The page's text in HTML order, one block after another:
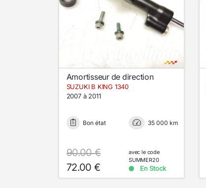
Amortisseur de direction
SUZUKI B KING 1340
2007 à 2011
Bon état 35 000 km
90.00 €
72.00 €
avec le code
SUMMER20
En Stock